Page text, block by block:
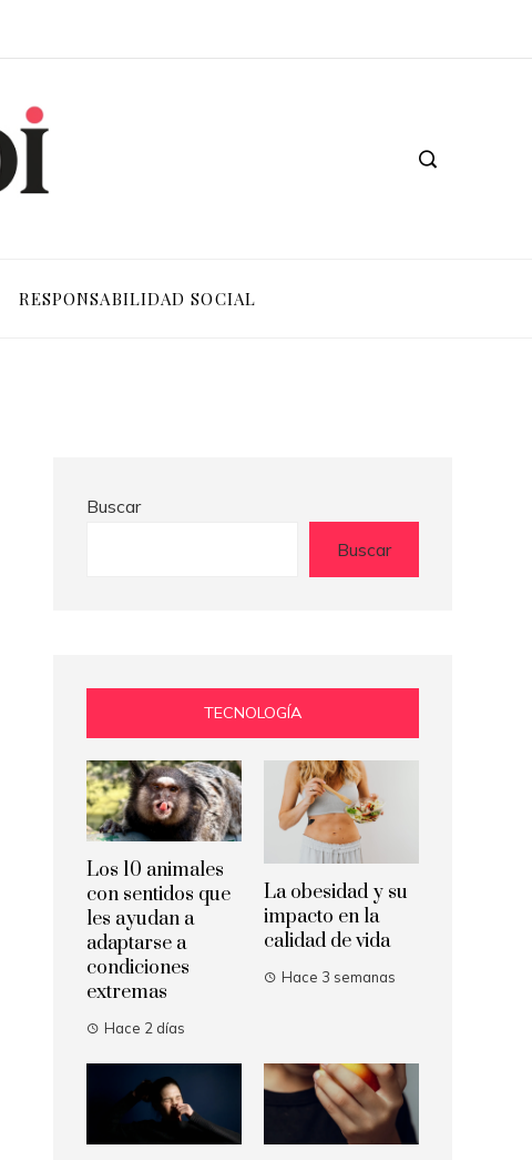
RESPONSABILIDAD SOCIAL
Buscar
Buscar
TECNOLOGÍA
Los 10 animales
con sentidos que
les ayudan a
adaptarse a
condiciones
extremas
Hace 2 días
La obesidad y su
impacto en la
calidad de vida
Hace 3 semanas